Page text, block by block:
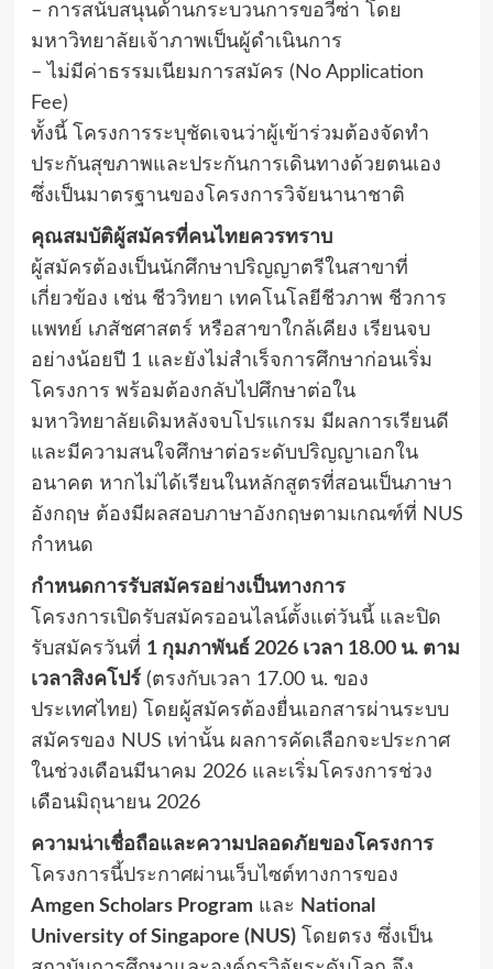
– การสนับสนุนด้านกระบวนการขอวีซ่า โดย
มหาวิทยาลัยเจ้าภาพเป็นผู้ดำเนินการ
– ไม่มีค่าธรรมเนียมการสมัคร (No Application
Fee)
ทั้งนี้ โครงการระบุชัดเจนว่าผู้เข้าร่วมต้องจัดทำ
ประกันสุขภาพและประกันการเดินทางด้วยตนเอง
ซึ่งเป็นมาตรฐานของโครงการวิจัยนานาชาติ
คุณสมบัติผู้สมัครที่คนไทยควรทราบ
ผู้สมัครต้องเป็นนักศึกษาปริญญาตรีในสาขาที่
เกี่ยวข้อง เช่น ชีววิทยา เทคโนโลยีชีวภาพ ชีวการ
แพทย์ เภสัชศาสตร์ หรือสาขาใกล้เคียง เรียนจบ
อย่างน้อยปี 1 และยังไม่สำเร็จการศึกษาก่อนเริ่ม
โครงการ พร้อมต้องกลับไปศึกษาต่อใน
มหาวิทยาลัยเดิมหลังจบโปรแกรม มีผลการเรียนดี
และมีความสนใจศึกษาต่อระดับปริญญาเอกใน
อนาคต หากไม่ได้เรียนในหลักสูตรที่สอนเป็นภาษา
อังกฤษ ต้องมีผลสอบภาษาอังกฤษตามเกณฑ์ที่ NUS
กำหนด
กำหนดการรับสมัครอย่างเป็นทางการ
โครงการเปิดรับสมัครออนไลน์ตั้งแต่วันนี้ และปิด
รับสมัครวันที่ 1 กุมภาพันธ์ 2026 เวลา 18.00 น. ตาม
เวลาสิงคโปร์(ตรงกับเวลา 17.00 น. ของ
ประเทศไทย) โดยผู้สมัครต้องยื่นเอกสารผ่านระบบ
สมัครของ NUS เท่านั้น ผลการคัดเลือกจะประกาศ
ในช่วงเดือนมีนาคม 2026 และเริ่มโครงการช่วง
เดือนมิถุนายน 2026
ความน่าเชื่อถือและความปลอดภัยของโครงการ
โครงการนี้ประกาศผ่านเว็บไซต์ทางการของ
Amgen Scholars Program และ National
University of Singapore (NUS)โดยตรง ซึ่งเป็น